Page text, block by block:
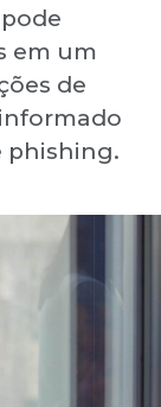
em um
de
phishing.